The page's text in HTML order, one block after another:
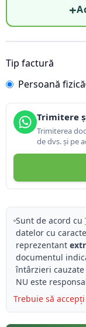
+
Tip factură
Persoană fizică
Trimitere
Trimiterea
de dvs. și pe
Sunt de acord cu
datelor cu
reprezentant
documentul
întârzieri cauzate
NU este
Trebuie să